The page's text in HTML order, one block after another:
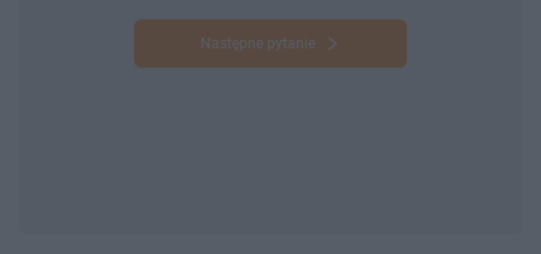
Następne pytanie